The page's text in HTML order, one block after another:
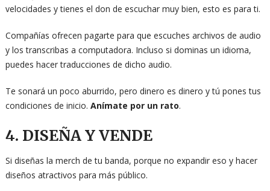
velocidades y tienes el don de escuchar muy bien, esto es para ti.
Compañías ofrecen pagarte para que escuches archivos de audio
y los transcribas a computadora. Incluso si dominas un idioma,
puedes hacer traducciones de dicho audio.
Te sonará un poco aburrido, pero dinero es dinero y tú pones tus
condiciones de inicio. Anímate por un rato.
4. DISEÑA Y VENDE
Si diseñas la merch de tu banda, porque no expandir eso y hacer
diseños atractivos para más público.